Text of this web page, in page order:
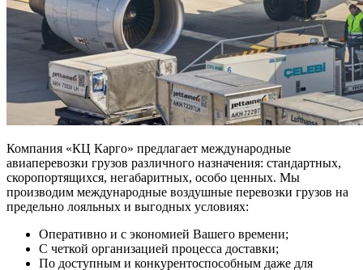
Компания «КЦ Карго» предлагает международные
авиаперевозки грузов различного назначения: стандартных,
скоропортящихся, негабаритных, особо ценных. Мы
производим международные воздушные перевозки грузов на
предельно лояльных и выгодных условиях:
Оперативно и с экономией Вашего времени;
С четкой организацией процесса доставки;
По доступным и конкурентоспособным даже для